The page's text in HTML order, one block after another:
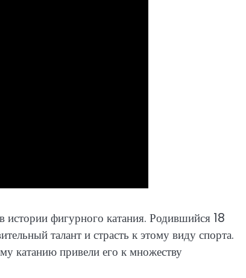
фигурного катания. Родившийся 18
талант и страсть к этому виду спорта.
катанию привели его к множеству